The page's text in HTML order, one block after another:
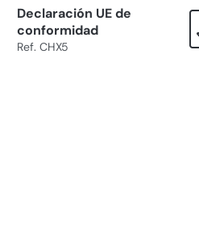
Declaración UE de
conformidad
Ref. CHX5